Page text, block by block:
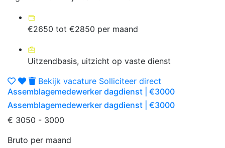
€2650 tot €2850 per maand
Uitzendbasis, uitzicht op vaste dienst
Bekijk vacature Solliciteer direct
Assemblagemedewerker dagdienst | €3000
Assemblagemedewerker dagdienst | €3000
€ 3050 - 3000
Bruto per maand